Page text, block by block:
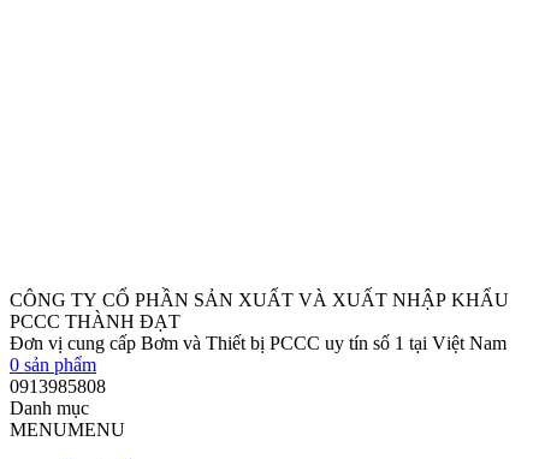
0 sản phẩm
0913985808
Danh mục
MENUMENU